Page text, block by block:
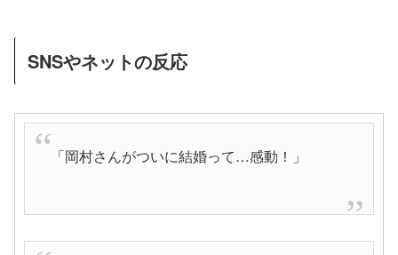
SNSやネットの反応
「岡村さんがついに結婚って…感動！」